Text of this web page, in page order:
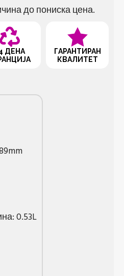
до пониска цена.
ДЕНА
ГАРАНТИРАН
КВАЛИТЕТ
0.53L